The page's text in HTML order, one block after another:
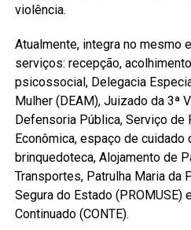
violência.
Atualmente, integra no mesmo
serviços: recepção,
psicossocial, Delegacia
Mulher (DEAM), Juizado da 3ª
Defensoria Pública, Serviço de
Econômica, espaço de cuidado
brinquedoteca, Alojamento de
Transportes, Patrulha Maria da
Segura do Estado
Continuado (CONTE).